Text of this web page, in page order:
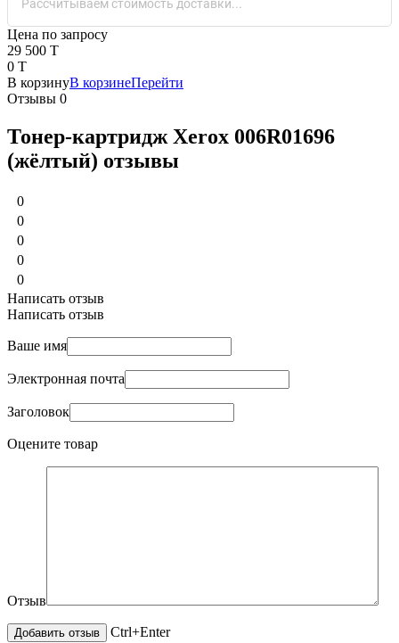
Рассчитываем стоимость доставки...
Цена по запросу
29 500 T
0 T
В корзинуВ корзинеПерейти
Отзывы 0
Тонер-картридж Xerox 006R01696
(жёлтый) отзывы
0
0
0
0
0
Написать отзыв
Написать отзыв
Ваше имя
Электронная почта
Заголовок
Оцените товар
Отзыв
Ctrl+Enter